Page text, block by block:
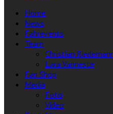
Home
News
Fahrevents
Team
Christian
Lara Vanneste
Fan Shop
Media
Foto
Video